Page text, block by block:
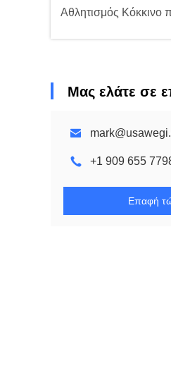
Αθλητισμός Κόκκινο
Μας ελάτε σε
+1 909 655
Επαφή